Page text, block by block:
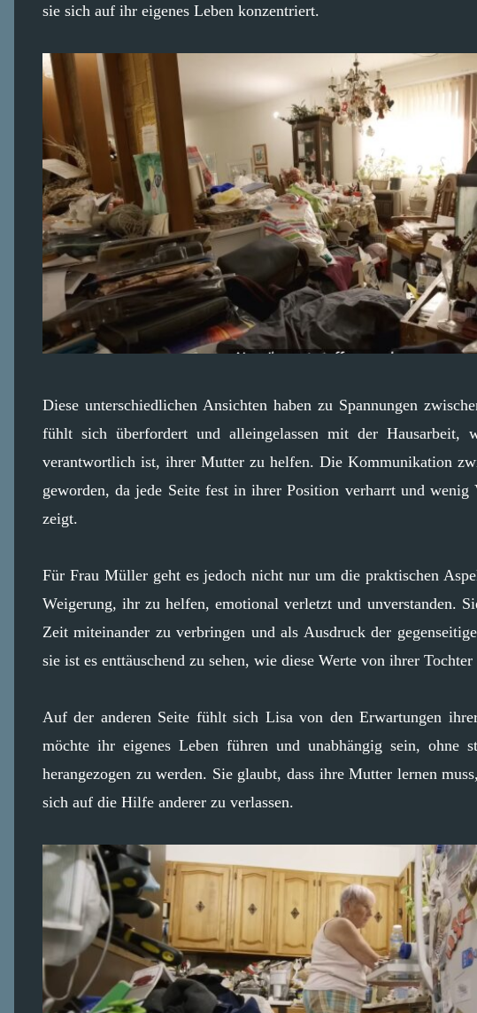
sie sich auf ihr eigenes Leben konzentriert.
Diese unterschiedlichen Ansichten haben zu Spannungen
fühlt sich überfordert und alleingelassen mit der Hausarbeit,
verantwortlich ist, ihrer Mutter zu helfen. Die Kommunikation
geworden, da jede Seite fest in ihrer Position verharrt und wenig
zeigt.
Für Frau Müller geht es jedoch nicht nur um die praktischen
Weigerung, ihr zu helfen, emotional verletzt und unverstanden.
Zeit miteinander zu verbringen und als Ausdruck der
sie ist es enttäuschend zu sehen, wie diese Werte von ihrer
Auf der anderen Seite fühlt sich Lisa von den Erwartungen
möchte ihr eigenes Leben führen und unabhängig sein, ohne
herangezogen zu werden. Sie glaubt, dass ihre Mutter lernen
sich auf die Hilfe anderer zu verlassen.